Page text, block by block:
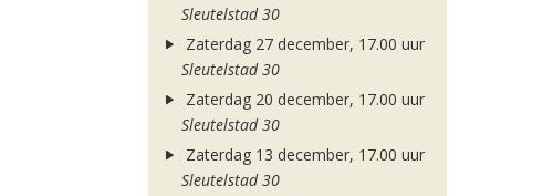
Sleutelstad 30
Zaterdag 27 december, 17.00 uur
Sleutelstad 30
Zaterdag 20 december, 17.00 uur
Sleutelstad 30
Zaterdag 13 december, 17.00 uur
Sleutelstad 30